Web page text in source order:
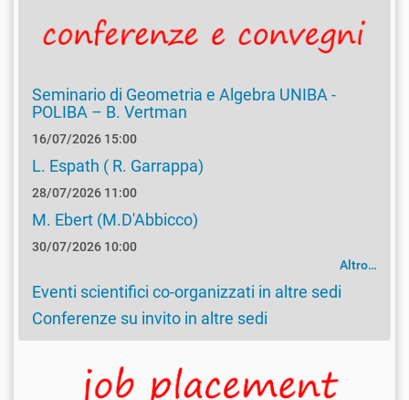
Seminario di Geometria e Algebra UNIBA -
POLIBA – B. Vertman
16/07/2026 15:00
L. Espath ( R. Garrappa)
28/07/2026 11:00
M. Ebert (M.D'Abbicco)
30/07/2026 10:00
Altro…
Eventi scientifici co-organizzati in altre sedi
Conferenze su invito in altre sedi